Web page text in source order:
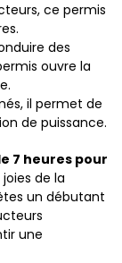
ce permis
des
ouvre la
il permet de
de puissance.
7 heures pour
de la
un débutant
une